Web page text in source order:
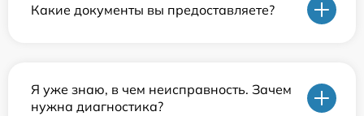
Какие документы вы предоставляете?
Я уже знаю, в чем неисправность. Зачем
нужна диагностика?